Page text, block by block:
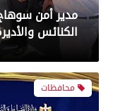
بعدسة الخبر
الأهلي و
رياضة
مدير أمن
الكنائس
محافظات